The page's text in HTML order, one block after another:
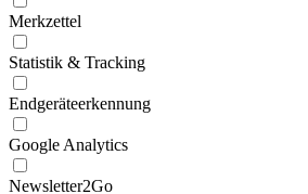
Merkzettel
Statistik & Tracking
Endgeräteerkennung
Google Analytics
Newsletter2Go